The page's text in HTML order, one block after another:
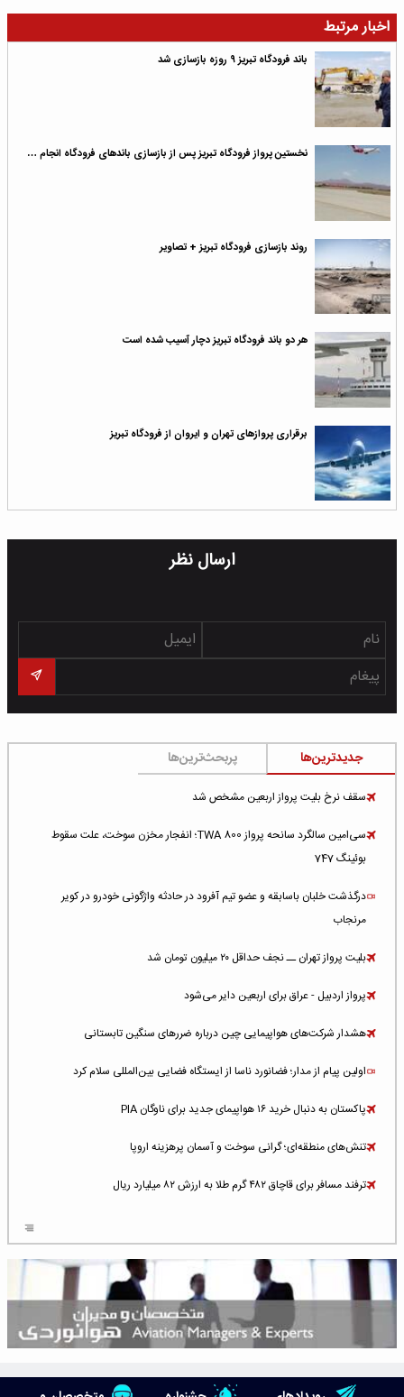
اخبار مرتبط
باند فرودگاه تبریز ۹ روزه بازسازی شد
نخستین پرواز فرودگاه تبریز پس از بازسازی باندهای فرودگاه انجام …
روند بازسازی فرودگاه تبریز + تصاویر
هر دو باند فرودگاه تبریز دچار آسیب شده است
برقراری پرواز‌های تهران و ایروان از فرودگاه تبریز
ارسال نظر
جدیدترین‌ها پربحث‌ترین‌ها
سقف نرخ بلیت پرواز اربعین مشخص شد
سی‌امین سالگرد سانحه پرواز TWA 800؛ انفجار مخزن سوخت، علت سقوط
بوئینگ 747
درگذشت خلبان باسابقه و عضو تیم آفرود در حادثه واژگونی خودرو در کویر
مرنجاب
بلیت پرواز تهران ــ نجف حداقل ۲۰ میلیون تومان شد
پرواز اردبیل - عراق برای اربعین دایر می‌شود
هشدار شرکت‌های هواپیمایی چین درباره ضررهای سنگین تابستانی
اولین پیام از مدار؛ فضانورد ناسا از ایستگاه فضایی بین‌المللی سلام کرد
پاکستان به دنبال خرید ۱۶ هواپیمای جدید برای ناوگان PIA
تنش‌های منطقه‌ای؛ گرانی سوخت و آسمان پرهزینه اروپا
ترفند مسافر برای قاچاق ۴۸۲ گرم طلا به ارزش ۸۲ میلیارد ریال
شلوغ‌ترین فرودگاه‌های اروپا در ۲۰۲۵: لندن، استانبول و پاریس
پخش زنده پرواز سیزدهم موشک استارشیپ اسپیس‌ایکس [جمعه ساعت ۰۱:۴۵]
هوش مصنوعی وارد تعمیر و بازرسی موتورهای هواپیما شد